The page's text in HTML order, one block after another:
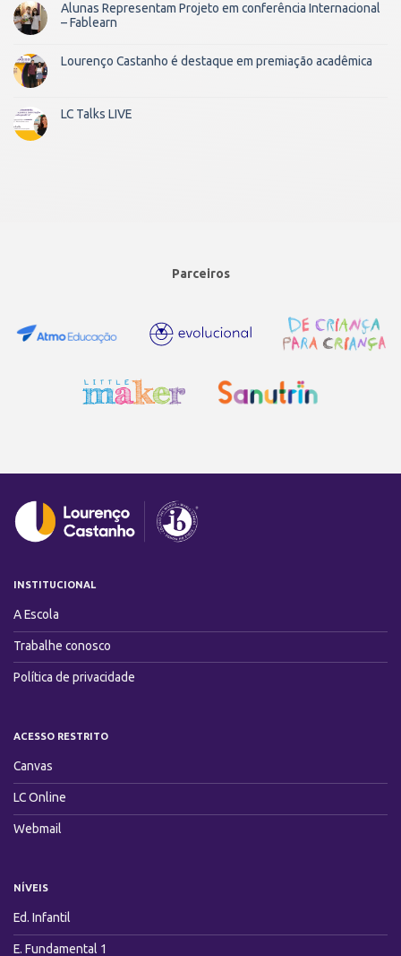
Alunas Representam Projeto em conferência Internacional
– Fablearn
Lourenço Castanho é destaque em premiação acadêmica
LC Talks LIVE
Parceiros
INSTITUCIONAL
A Escola
Trabalhe conosco
Política de privacidade
ACESSO RESTRITO
Canvas
LC Online
Webmail
NÍVEIS
Ed. Infantil
E. Fundamental 1